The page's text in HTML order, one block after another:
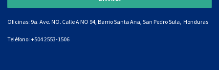
Oficinas: 9a. Ave. NO. Calle A NO 94, Barrio Santa Ana, San Pedro Sula, Honduras
Teléfono: +504 2553-1506